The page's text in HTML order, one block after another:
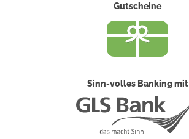
Gutscheine
Sinn-volles Banking mit